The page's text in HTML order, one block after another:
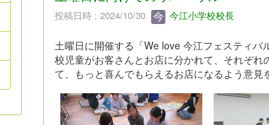
投稿日時 : 2024/10/30 今江小学校校長
土曜日に開催する「We love 今江フェスティバ
校児童がお客さんとお店に分かれて、それぞれ
て、もっと喜んでもらえるお店になるよう意見